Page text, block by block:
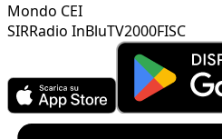
Mondo CEI
SIRRadio InBluTV2000FISC